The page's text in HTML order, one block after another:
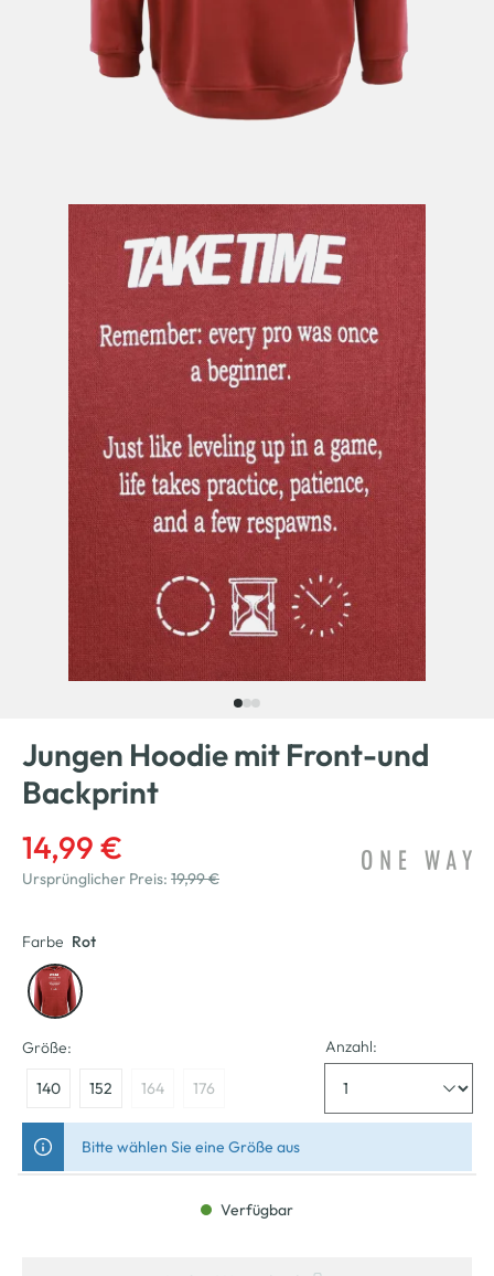
Jungen Hoodie mit Front-und
Backprint
14,99 €
Ursprünglicher Preis: 19,99 €
Farbe Rot
Größe:
140 152 164 176
Anzahl:
Bitte wählen Sie eine Größe aus
Verfügbar